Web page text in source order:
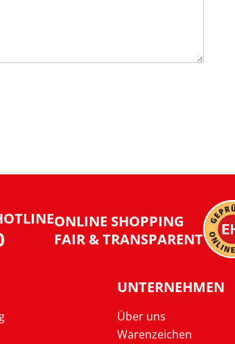
ONLINE SHOPPING
FAIR & TRANSPARENT
UNTERNEHMEN
Über uns
Warenzeichen